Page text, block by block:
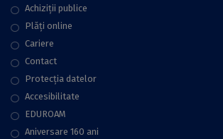
Achiziții publice
Plăţi online
Cariere
Contact
Protecţia datelor
Accesibilitate
EDUROAM
Aniversare 160 ani